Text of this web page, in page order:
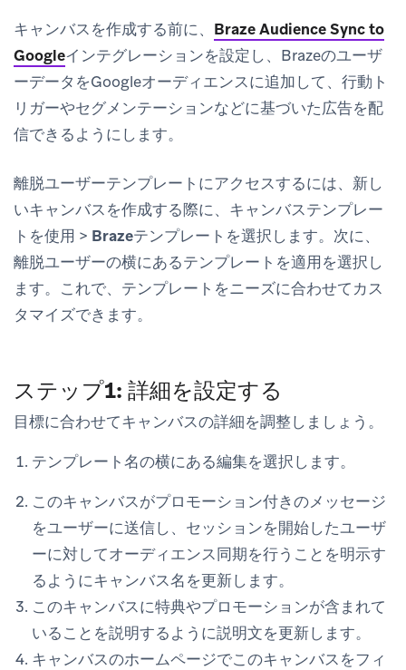
キャンバスを作成する前に、 Braze Audience Sync to
Googleインテグレーションを設定し、Brazeのユーザ
ーデータをGoogleオーディエンスに追加して、行動ト
リガーやセグメンテーションなどに基づいた広告を配
信できるようにします。
離脱ユーザーテンプレートにアクセスするには、新し
いキャンバスを作成する際に、 キャンバステンプレー
トを使用 > Brazeテンプレート を選択します。次に、
離脱ユーザーの横にあるテンプレートを適用を選択し
ます。これで、テンプレートをニーズに合わせてカス
タマイズできます。
ステップ1: 詳細を設定する
目標に合わせてキャンバスの詳細を調整しましょう。
テンプレート名の横にある編集を選択します。
このキャンバスがプロモーション付きのメッセージ
をユーザーに送信し、セッションを開始したユーザ
ーに対してオーディエンス同期を行うことを明示す
るようにキャンバス名を更新します。
このキャンバスに特典やプロモーションが含まれて
いることを説明するように説明文を更新します。
キャンバスのホームページでこのキャンバスをフィ